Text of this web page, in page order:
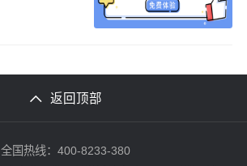
返回顶部
全国热线：400-8233-380